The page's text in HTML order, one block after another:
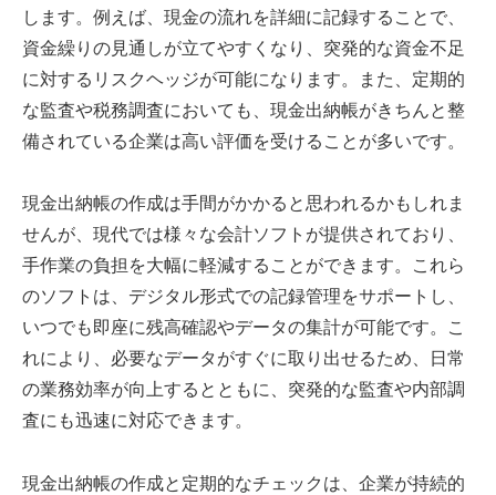
します。例えば、現金の流れを詳細に記録することで、
資金繰りの見通しが立てやすくなり、突発的な資金不足
に対するリスクヘッジが可能になります。また、定期的
な監査や税務調査においても、現金出納帳がきちんと整
備されている企業は高い評価を受けることが多いです。
現金出納帳の作成は手間がかかると思われるかもしれま
せんが、現代では様々な会計ソフトが提供されており、
手作業の負担を大幅に軽減することができます。これら
のソフトは、デジタル形式での記録管理をサポートし、
いつでも即座に残高確認やデータの集計が可能です。こ
れにより、必要なデータがすぐに取り出せるため、日常
の業務効率が向上するとともに、突発的な監査や内部調
査にも迅速に対応できます。
現金出納帳の作成と定期的なチェックは、企業が持続的